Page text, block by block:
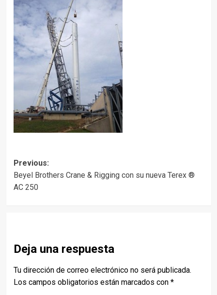
Post
navigation
Previous:
Beyel Brothers Crane & Rigging con su nueva Terex ®
AC 250
Deja una respuesta
Tu dirección de correo electrónico no será publicada.
Los campos obligatorios están marcados con *